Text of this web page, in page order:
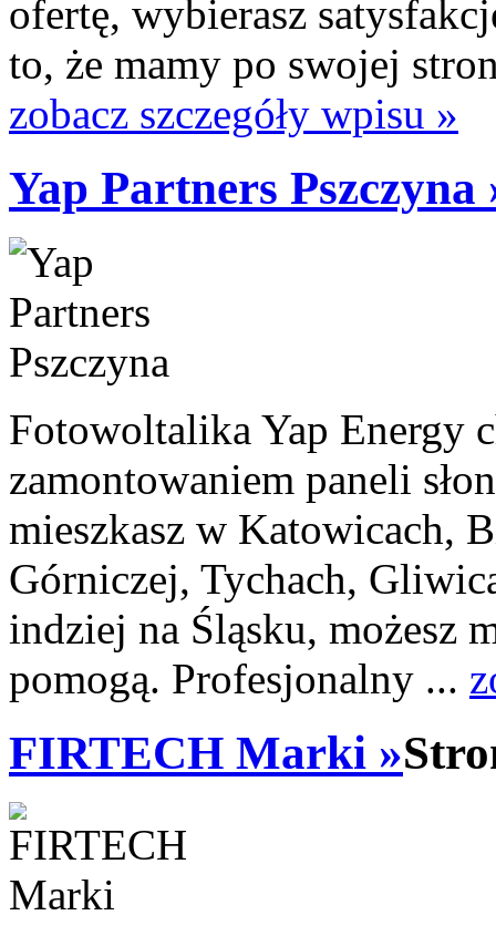
ofertę, wybierasz
to, że mamy po swojej
zobacz szczegóły wpisu »
Yap Partners Pszczyna
Fotowoltalika Yap Energy
zamontowaniem paneli
mieszkasz w Katowicach,
Górniczej, Tychach,
indziej na Śląsku, możesz
pomogą. Profesjonalny ...
FIRTECH Marki »